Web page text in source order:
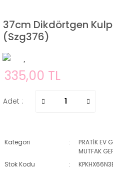
37cm Dikdörtgen
(Szg376)
335,00 TL
Adet :
Kategori PRATİK EV
MUTFAK
Stok Kodu